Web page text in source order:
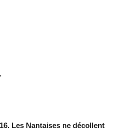
Les Nantaises ne décollent